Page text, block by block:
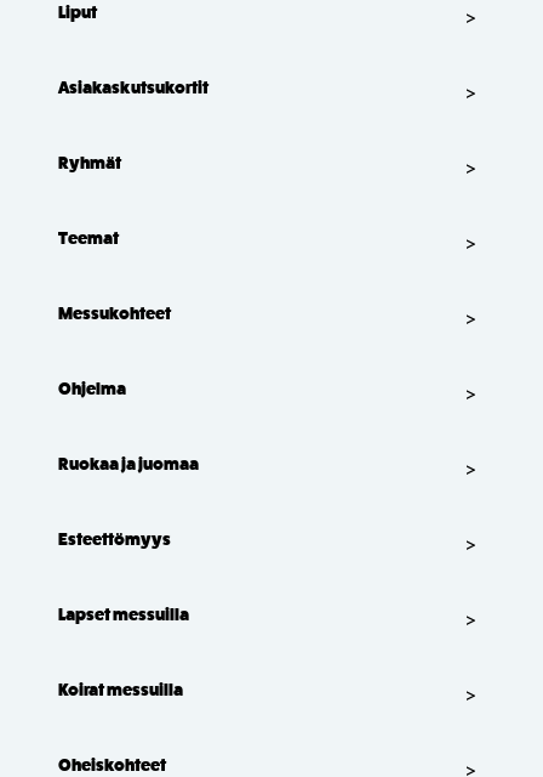
Liput
Asiakaskutsukortit
Ryhmät
Teemat
Messukohteet
Ohjelma
Ruokaa ja juomaa
Esteettömyys
Lapset messuilla
Koirat messuilla
Oheiskohteet